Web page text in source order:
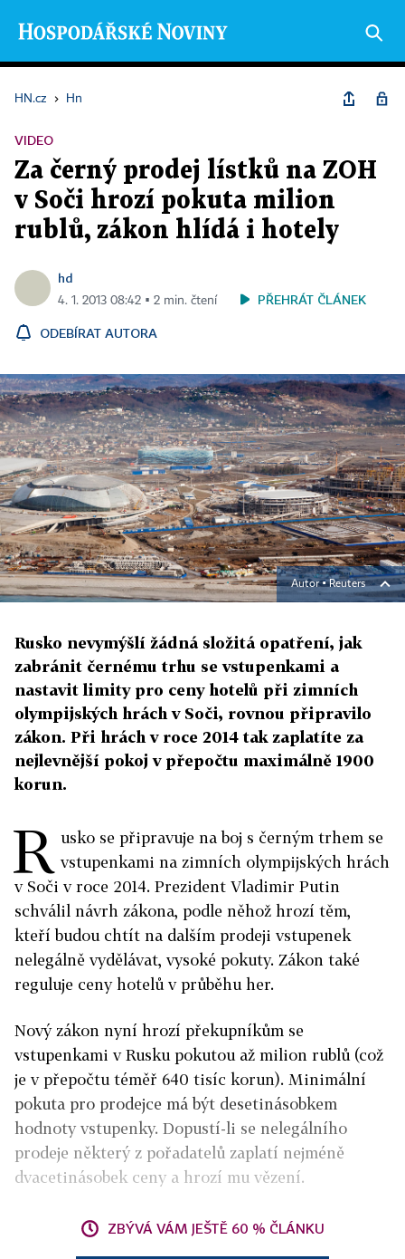
HN.cz › Hn
VIDEO
Za černý prodej lístků na ZOH
v Soči hrozí pokuta milion
rublů, zákon hlídá i hotely
hd
4. 1. 2013 08:42 ▪ 2 min. čtení PŘEHRÁT ČLÁNEK
ODEBÍRAT AUTORA
Autor ▪Reuters
Rusko nevymýšlí žádná složitá opatření, jak
zabránit černému trhu se vstupenkami a
nastavit limity pro ceny hotelů při zimních
olympijských hrách v Soči, rovnou připravilo
zákon. Při hrách v roce 2014 tak zaplatíte za
nejlevnější pokoj v přepočtu maximálně 1900
korun.
R usko se připravuje na boj s černým trhem se
vstupenkami na zimních olympijských hrách
v Soči v roce 2014. Prezident Vladimir Putin
schválil návrh zákona, podle něhož hrozí těm,
kteří budou chtít na dalším prodeji vstupenek
nelegálně vydělávat, vysoké pokuty. Zákon také
reguluje ceny hotelů v průběhu her.
Nový zákon nyní hrozí překupníkům se
vstupenkami v Rusku pokutou až milion rublů (což
je v přepočtu téměř 640 tisíc korun). Minimální
pokuta pro prodejce má být desetinásobkem
hodnoty vstupenky. Dopustí-li se nelegálního
prodeje některý z pořadatelů zaplatí nejméně
dvacetinásobek ceny a hrozí mu vězení.
ZBÝVÁ VÁM JEŠTĚ 60 % ČLÁNKU